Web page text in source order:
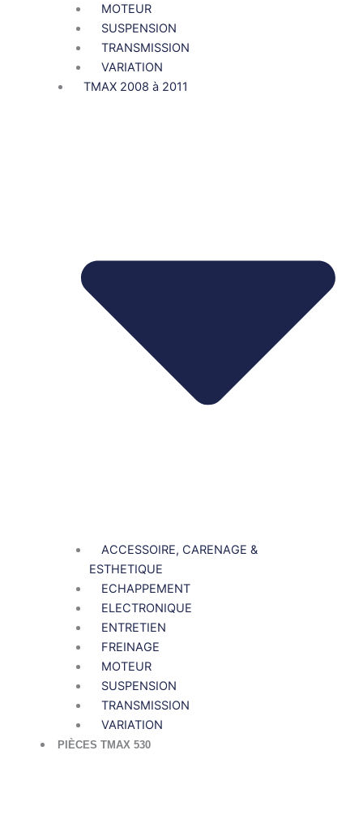
MOTEUR
SUSPENSION
TRANSMISSION
VARIATION
TMAX 2008 à 2011
ACCESSOIRE, CARENAGE &
ESTHETIQUE
ECHAPPEMENT
ELECTRONIQUE
ENTRETIEN
FREINAGE
MOTEUR
SUSPENSION
TRANSMISSION
VARIATION
PIÈCES TMAX 530